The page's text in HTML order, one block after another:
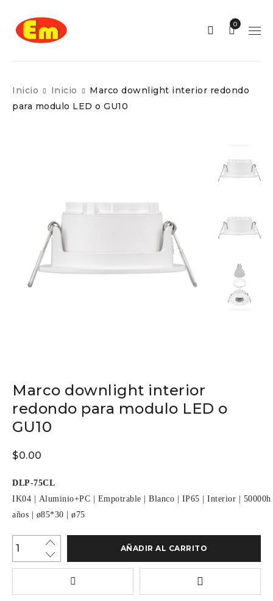
0
Inicio Inicio
Marco downlight interior redondo
para modulo LED o GU10
Marco downlight interior
redondo para modulo LED o
GU10
$0.00
DLP-75CL
IK04
Aluminio+PC Empotrable Blanco IP65 Interior
50000h
años
ø85*30 ø75
AÑADIR AL CARRITO